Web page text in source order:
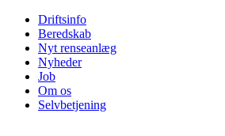
Driftsinfo
Beredskab
Nyt renseanlæg
Nyheder
Job
Om os
Selvbetjening